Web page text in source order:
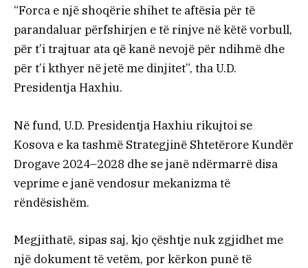
“Forca e një shoqërie shihet te aftësia për të
parandaluar përfshirjen e të rinjve në këtë vorbull,
për t’i trajtuar ata që kanë nevojë për ndihmë dhe
për t’i kthyer në jetë me dinjitet”, tha U.D.
Presidentja Haxhiu.
Në fund, U.D. Presidentja Haxhiu rikujtoi se
Kosova e ka tashmë Strategjinë Shtetërore Kundër
Drogave 2024–2028 dhe se janë ndërmarrë disa
veprime e janë vendosur mekanizma të
rëndësishëm.
Megjithatë, sipas saj, kjo çështje nuk zgjidhet me
një dokument të vetëm, por kërkon punë të